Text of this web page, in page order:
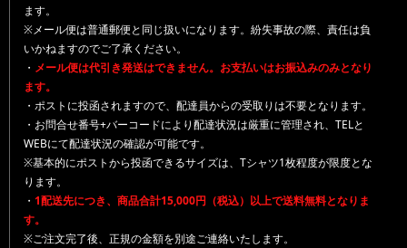
ます。
※メール便は普通郵便と同じ扱いになります。紛失事故の際、責任は負
いかねますのでご了承ください。
・ メール便は代引き発送はできません。お支払いはお振込みのみとなり
ます。
・ポストに投函されますので、配達員からの受取りは不要となります。
・お問合せ番号+バーコードにより配達状況は厳重に管理され、TELと
WEBにて配達状況の確認が可能です。
※基本的にポストから投函できるサイズは、Tシャツ1枚程度が限度とな
ります。
・ 1配送先につき、商品合計15,000円（税込）以上で送料無料となりま
す。
※ご注文完了後、正規の金額を別途ご連絡いたします。